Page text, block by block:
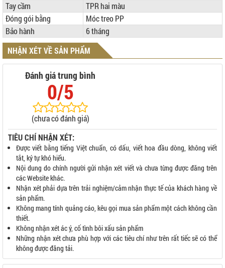
Tay cầm
TPR hai màu
Đóng gói bằng
Móc treo PP
Bảo hành
6 tháng
NHẬN XÉT VỀ SẢN PHẨM
Đánh giá trung bình
0/5
(chưa có đánh giá)
TIÊU CHÍ NHẬN XÉT:
Được viết bằng tiếng Việt chuẩn, có dấu, viết hoa đầu dòng, không viết
tắt, ký tự khó hiểu.
Nội dung do chính người gửi nhận xét viết và chưa từng được đăng trên
các Website khác.
Nhận xét phải dựa trên trải nghiệm/cảm nhận thực tế của khách hàng về
sản phẩm.
Không mang tính quảng cáo, kêu gọi mua sản phẩm một cách không cần
thiết.
Không nhận xét ác ý, cố tình bôi xấu sản phẩm
Những nhận xét chưa phù hợp với các tiêu chí như trên rất tiếc sẽ có thể
không được đăng tải.